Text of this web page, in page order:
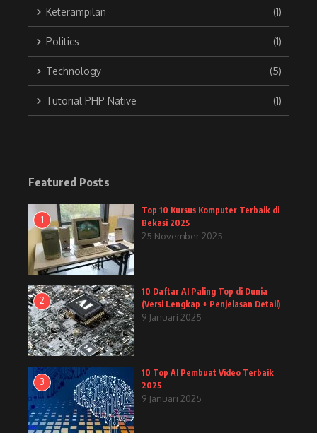
Keterampilan (1)
Politics (1)
Technology (5)
Tutorial PHP Native (1)
Featured Posts
1
Top 10 Kursus Komputer Terbaik di
Bekasi 2025
25 November 2025
2
10 Daftar AI Paling Top di Dunia
(Versi Lengkap + Penjelasan Detail)
9 Januari 2025
3
10 Top AI Pembuat Video Terbaik
2025
9 Januari 2025